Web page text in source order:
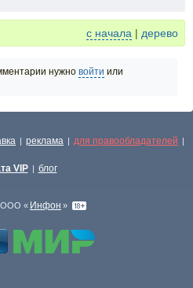
с начала | дерево
нужно войти или
| реклама | для правообладателей |
VIP | блог
ООО « Инфон »